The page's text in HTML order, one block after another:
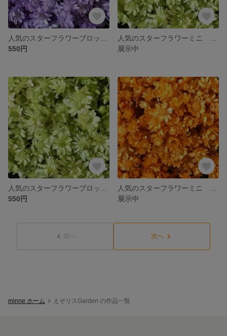
550円
展示中
550円
展示中
前へ 次へ
minne ホーム えぞリスGarden の作品一覧